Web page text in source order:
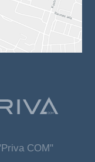
COM"